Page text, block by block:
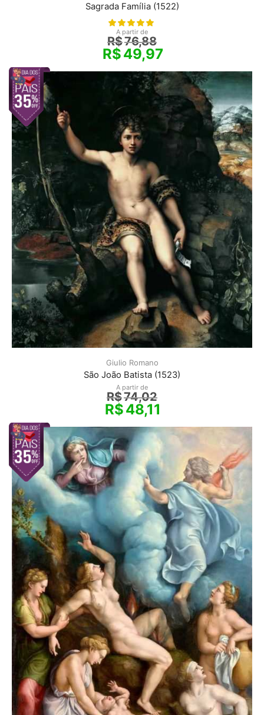
Sagrada Família (1522)
A partir de
R$76,88
R$49,97
Giulio Romano
São João Batista (1523)
A partir de
R$74,02
R$48,11